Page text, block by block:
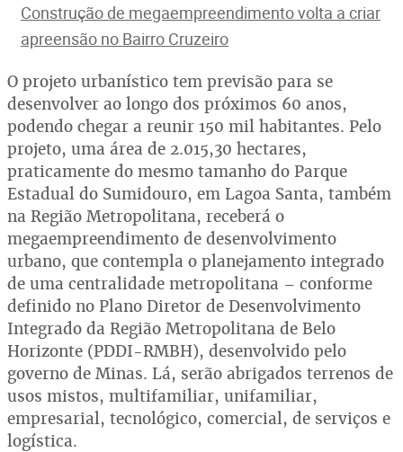
Construção de megaempreendimento volta a criar
apreensão no Bairro Cruzeiro
O projeto urbanístico tem previsão para se
desenvolver ao longo dos próximos 60 anos,
podendo chegar a reunir 150 mil habitantes. Pelo
projeto, uma área de 2.015,30 hectares,
praticamente do mesmo tamanho do Parque
Estadual do Sumidouro, em Lagoa Santa, também
na Região Metropolitana, receberá o
megaempreendimento de desenvolvimento
urbano, que contempla o planejamento integrado
de uma centralidade metropolitana – conforme
definido no Plano Diretor de Desenvolvimento
Integrado da Região Metropolitana de Belo
Horizonte (PDDI-RMBH), desenvolvido pelo
governo de Minas. Lá, serão abrigados terrenos de
usos mistos, multifamiliar, unifamiliar,
empresarial, tecnológico, comercial, de serviços e
logística.